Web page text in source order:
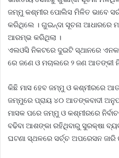
ଜମ୍ମୁ କଶ୍ମୀର ପୋଲିସ ମିଳିତ ଭାବେ
କରିଥିଲେ । ଗୁଇନ୍ଦା ସୂଚନା ଆଧାରରେ
ଆରମ୍ଭ କରିଥିଲା ।
ଏଲଓସି ନିକଟରେ ଦୁଇଟି ସ୍ଥାନରେ
ରେ ଜଣେ ଓ ମଚାଲରେ ୨ ଜଣ ଆତଙ୍କୀ
କିଛି ମାସ ହେବ ଜମ୍ମୁ ଓ କଶ୍ମୀରରେ
ଜମ୍ମୁରେ ପ୍ରାୟ ୪୦ ଆତଙ୍କବାଦୀ
ମାସକ ପରେ ଜମ୍ମୁ ଓ କଶ୍ମୀରରେ
ବଢିବା ଆଶଙ୍କା ରହିଥିବାରୁ ସୁରକ୍ଷା
ଘଟଣା ସ୍ଥଳରେ ସର୍ଚ୍ଚ ଅପରେସନ ଜାରି